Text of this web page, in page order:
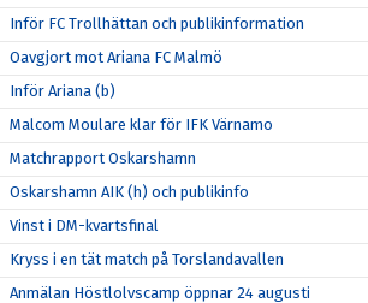
Inför FC Trollhättan och publikinformation
Oavgjort mot Ariana FC Malmö
Inför Ariana (b)
Malcom Moulare klar för IFK Värnamo
Matchrapport Oskarshamn
Oskarshamn AIK (h) och publikinfo
Vinst i DM-kvartsfinal
Kryss i en tät match på Torslandavallen
Anmälan Höstlolvscamp öppnar 24 augusti